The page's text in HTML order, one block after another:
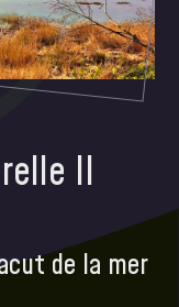
II
de la mer